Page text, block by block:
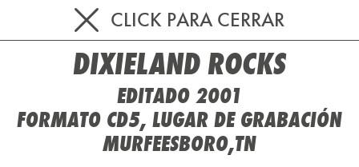
CLICK PARA CERRAR
DIXIELAND ROCKS
EDITADO 2001
FORMATO CD5, LUGAR DE GRABACIÓN
MURFEESBORO,TN